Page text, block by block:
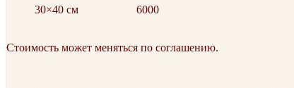
30×40 см 6000
Стоимость может меняться по соглашению.